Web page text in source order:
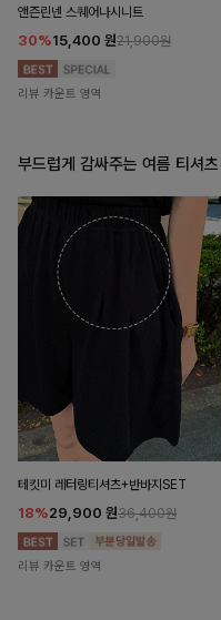
앤즌린넨 스퀘어나시니트
30%15,400 원21,900원
리뷰 카운트 영역
부드럽게 감싸주는 여름 티셔츠
테킷미 레터링티셔츠+반바지SET
18%29,900 원36,400원
리뷰 카운트 영역